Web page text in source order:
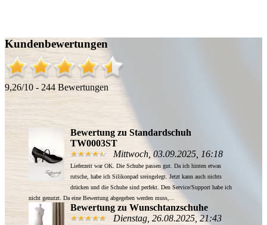
Kundenbewertungen
9,26/10 - 244 Bewertungen
Bewertung zu Standardschuh
TW0003ST
Mittwoch, 03.09.2025, 16:18
Lieferzeit war OK. Die Schuhe passen gut. Da ich hinten etwas
rutsche, habe ich Silikonpad sreingelegt. Jetzt kann auch nichts
drücken und die Schuhe sind perfekt. Den Service/Support habe ich
nicht genutzt. Da eine Bewertung abgegeben werden muss,...
Bewertung zu Wunschtanzschuhe
Dienstag, 26.08.2025, 21:43